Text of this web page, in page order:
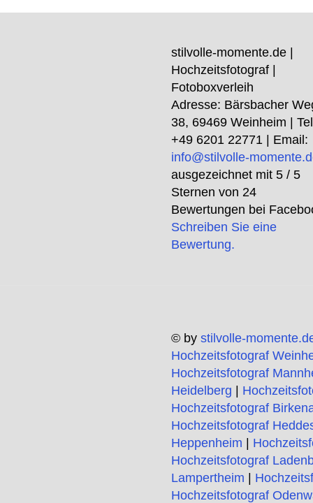
stilvolle-momente.de |
Hochzeitsfotograf |
Fotoboxverleih
Adresse: Bärsbacher
38, 69469Weinheim |
+49 6201 22771| Email:
info@stilvolle-
ausgezeichnet mit 5/ 5
Sternen von 24
Bewertungen bei
Schreiben Sie eine
Bewertung.
© by stilvolle-
Hochzeitsfotograf
Hochzeitsfotograf
Heidelberg
Hochzeitsfotograf
Hochzeitsfotograf
Heppenheim
Hochzeitsfotograf
Lampertheim
Hochzeitsfotograf